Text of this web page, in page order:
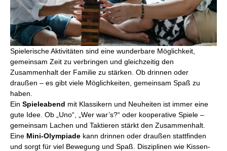
Spielerische Aktivitäten sind eine wunderbare Möglichkeit,
gemeinsam Zeit zu verbringen und gleichzeitig den
Zusammenhalt der Familie zu stärken. Ob drinnen oder
draußen – es gibt viele Möglichkeiten, gemeinsam Spaß zu
haben.
Ein Spieleabend mit Klassikern und Neuheiten ist immer eine
gute Idee. Ob „Uno“, „Wer war’s?“ oder kooperative Spiele –
gemeinsam Lachen und Taktieren stärkt den Zusammenhalt.
Eine Mini-Olympiade kann drinnen oder draußen stattfinden
und sorgt für viel Bewegung und Spaß. Disziplinen wie Kissen-